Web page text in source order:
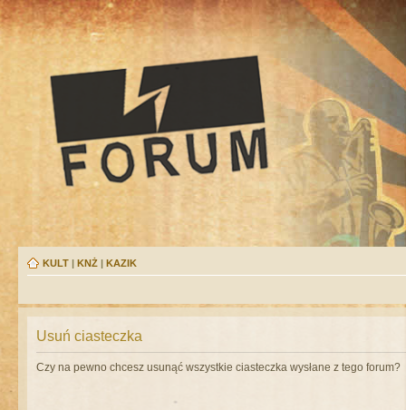
KULT | KNŻ | KAZIK
Usuń ciasteczka
Czy na pewno chcesz usunąć wszystkie ciasteczka wysłane z tego forum?